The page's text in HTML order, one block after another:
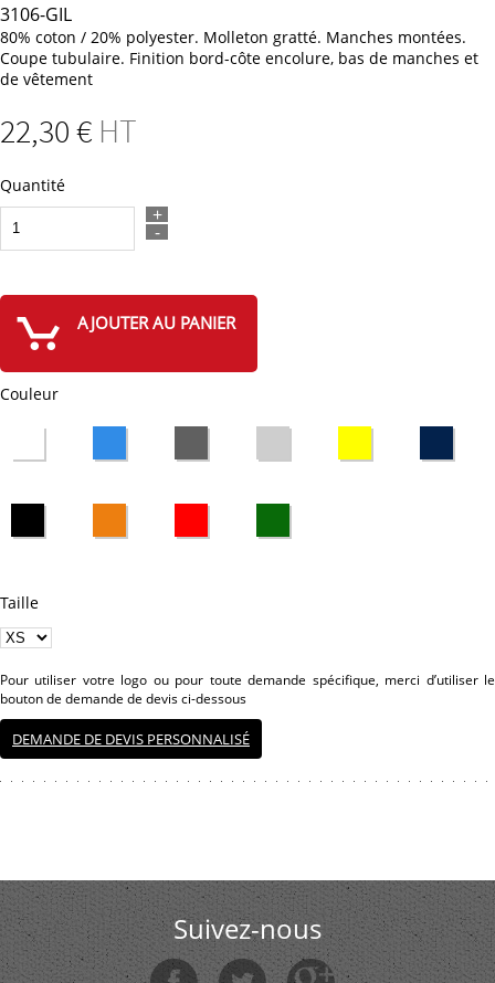
3106-GIL
80% coton / 20% polyester. Molleton gratté. Manches montées.
Coupe tubulaire. Finition bord-côte encolure, bas de manches et
de vêtement
22,30€ HT
Quantité
+
-
AJOUTER AU PANIER
Couleur
Taille
Pour utiliser votre logo ou pour toute demande spécifique, merci d’utiliser le
bouton de demande de devis ci-dessous
DEMANDE DE DEVIS PERSONNALISÉ
Suivez-nous